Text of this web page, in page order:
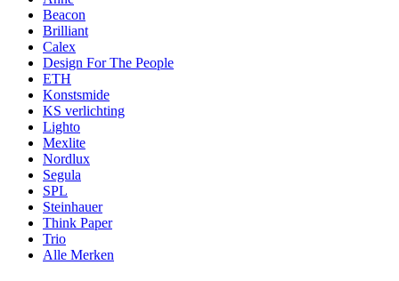
Beacon
Brilliant
Calex
Design For The People
ETH
Konstsmide
KS verlichting
Lighto
Mexlite
Nordlux
Segula
SPL
Steinhauer
Think Paper
Trio
Alle Merken